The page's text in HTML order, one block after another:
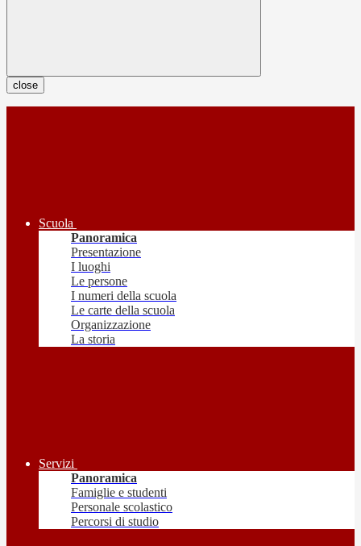
close
Scuola
Panoramica
Presentazione
I luoghi
Le persone
I numeri della scuola
Le carte della scuola
Organizzazione
La storia
Servizi
Panoramica
Famiglie e studenti
Personale scolastico
Percorsi di studio